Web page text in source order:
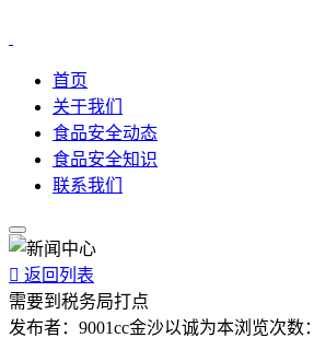
首页
关于我们
食品安全动态
食品安全知识
联系我们
 返回列表
需要到税务局打点
发布者： 9001cc金沙以诚为本浏览次数：